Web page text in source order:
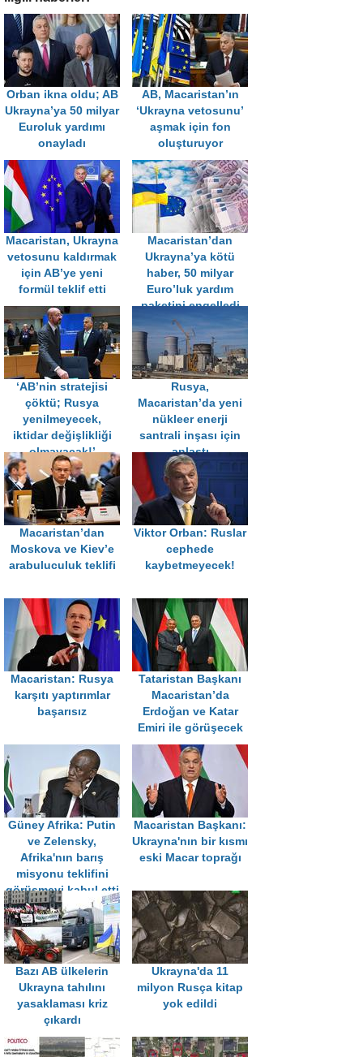
Orban ikna oldu; AB
Ukrayna’ya 50 milyar
Euroluk yardımı
onayladı
AB, Macaristan’ın
‘Ukrayna vetosunu’
aşmak için fon
oluşturuyor
Macaristan, Ukrayna
vetosunu kaldırmak
için AB’ye yeni
formül teklif etti
Macaristan’dan
Ukrayna’ya kötü
haber, 50 milyar
Euro’luk yardım
paketini engelledi
‘AB’nin stratejisi
çöktü; Rusya
yenilmeyecek,
iktidar değişlikliği
olmayacak!’
Rusya,
Macaristan’da yeni
nükleer enerji
santrali inşası için
anlaştı
Macaristan’dan
Moskova ve Kiev’e
arabuluculuk teklifi
Viktor Orban: Ruslar
cephede
kaybetmeyecek!
Macaristan: Rusya
karşıtı yaptırımlar
başarısız
Tataristan Başkanı
Macaristan’da
Erdoğan ve Katar
Emiri ile görüşecek
Güney Afrika: Putin
ve Zelensky,
Afrika'nın barış
misyonu teklifini
görüşmeyi kabul etti
Macaristan Başkanı:
Ukrayna'nın bir kısmı
eski Macar toprağı
Bazı AB ülkelerin
Ukrayna tahılını
yasaklaması kriz
çıkardı
Ukrayna'da 11
milyon Rusça kitap
yok edildi